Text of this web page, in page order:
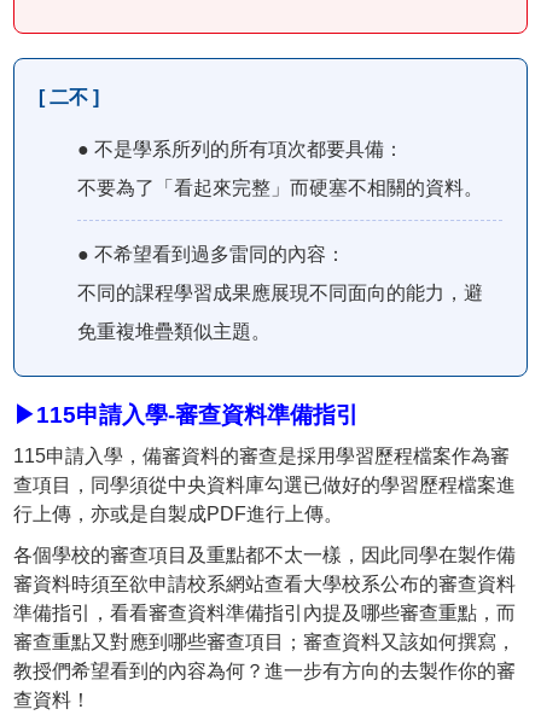
[ 二不 ]
● 不是學系所列的所有項次都要具備：
不要為了「看起來完整」而硬塞不相關的資料。
● 不希望看到過多雷同的內容：
不同的課程學習成果應展現不同面向的能力，避
免重複堆疊類似主題。
▶115申請入學-審查資料準備指引
115申請入學，備審資料的審查是採用學習歷程檔案作為審
查項目，同學須從中央資料庫勾選已做好的學習歷程檔案進
行上傳，亦或是自製成PDF進行上傳。
各個學校的審查項目及重點都不太一樣，因此同學在製作備
審資料時須至欲申請校系網站查看大學校系公布的審查資料
準備指引，看看審查資料準備指引內提及哪些審查重點，而
審查重點又對應到哪些審查項目；審查資料又該如何撰寫，
教授們希望看到的內容為何？進一步有方向的去製作你的審
查資料！